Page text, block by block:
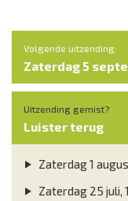
Volgende uitzending:
Zaterdag 5
Uitzending gemist?
Luister terug
Zaterdag 1
Zaterdag 25 juli,